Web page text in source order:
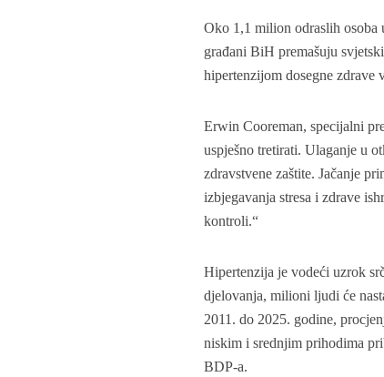
Oko 1,1 milion odraslih
građani BiH premašuju
hipertenzijom dosegne
Erwin Cooreman, specijalni
uspješno tretirati. Ulaganje u
zdravstvene zaštite. Jačanje
izbjegavanja stresa i zdrave
kontroli.“
Hipertenzija je vodeći uzrok
djelovanja, milioni ljudi će
2011. do 2025. godine,
niskim i srednjim prihodima
BDP-a.